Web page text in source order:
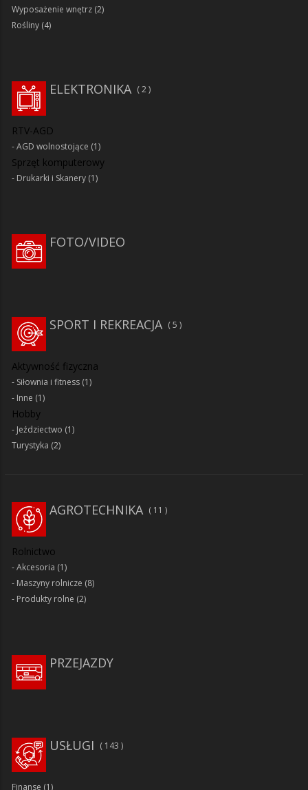
Wyposażenie wnętrz (2)
Rośliny (4)
2
ELEKTRONIKA
RTV-AGD
AGD wolnostojące (1)
Sprzęt komputerowy
Drukarki i Skanery (1)
FOTO/VIDEO
SPORT I REKREACJA 5
Aktywność fizyczna
Siłownia i fitness (1)
Inne (1)
Hobby
Jeździectwo (1)
Turystyka (2)
AGROTECHNIKA 11
Rolnictwo
Akcesoria (1)
Maszyny rolnicze (8)
Produkty rolne (2)
PRZEJAZDY
143
USŁUGI
Finanse (1)